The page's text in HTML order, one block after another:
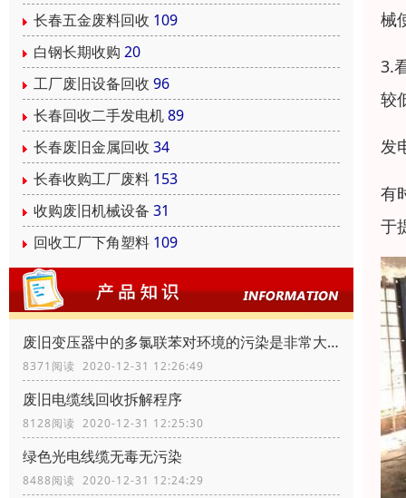
长春五金废料回收 109
白钢长期收购 20
工厂废旧设备回收 96
长春回收二手发电机89
长春废旧金属回收 34
长春收购工厂废料 153
收购废旧机械设备 31
回收工厂下角塑料 109
废旧变压器中的多氯联苯对环境的污染是非常大的
8371阅读 2020-12-31 12:26:49
废旧电缆线回收拆解程序
8128阅读 2020-12-31 12:25:30
绿色光电线缆无毒无污染
8488阅读 2020-12-31 12:24:29
械
3.
较
发
有
于